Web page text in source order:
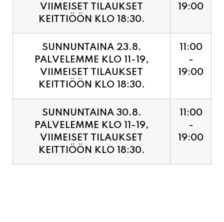
VIIMEISET TILAUKSET
KEITTIÖÖN KLO 18:30.
19:00
SUNNUNTAINA 23.8.
PALVELEMME KLO 11-19,
VIIMEISET TILAUKSET
KEITTIÖÖN KLO 18:30.
11:00
-
19:00
SUNNUNTAINA 30.8.
PALVELEMME KLO 11-19,
VIIMEISET TILAUKSET
KEITTIÖÖN KLO 18:30.
11:00
-
19:00